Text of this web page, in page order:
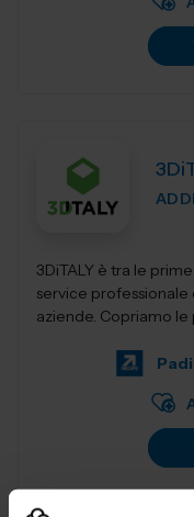
3DiTALY è tra le
service professionale
aziende. Copriamo